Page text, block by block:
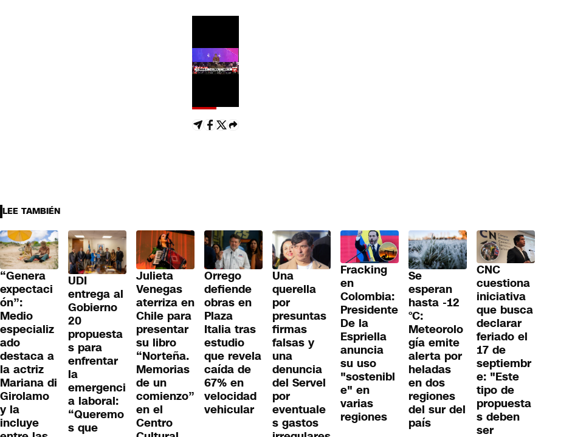
LEE TAMBIÉN
“Genera
expectaci
ón”:
Medio
especializ
ado
destaca a
la actriz
Mariana di
Girolamo
y la
incluye
UDI
entrega al
Gobierno
20
propuesta
s para
enfrentar
la
emergenci
a laboral:
“Queremo
s que
Julieta
Venegas
aterriza en
Chile para
presentar
su libro
“Norteña.
Memorias
de un
comienzo”
en el
Centro
Orrego
defiende
obras en
Plaza
Italia tras
estudio
que revela
caída de
67% en
velocidad
vehicular
Una
querella
por
presuntas
firmas
falsas y
una
denuncia
del Servel
por
eventuale
s gastos
Fracking
en
Colombia:
Presidente
De la
Espriella
anuncia
su uso
"sostenibl
e" en
varias
regiones
Se
esperan
hasta -12
°C:
Meteorolo
gía emite
alerta por
heladas
en dos
regiones
del sur del
país
CNC
cuestiona
iniciativa
que busca
declarar
feriado el
17 de
septiembr
e: "Este
tipo de
propuesta
s deben
ser